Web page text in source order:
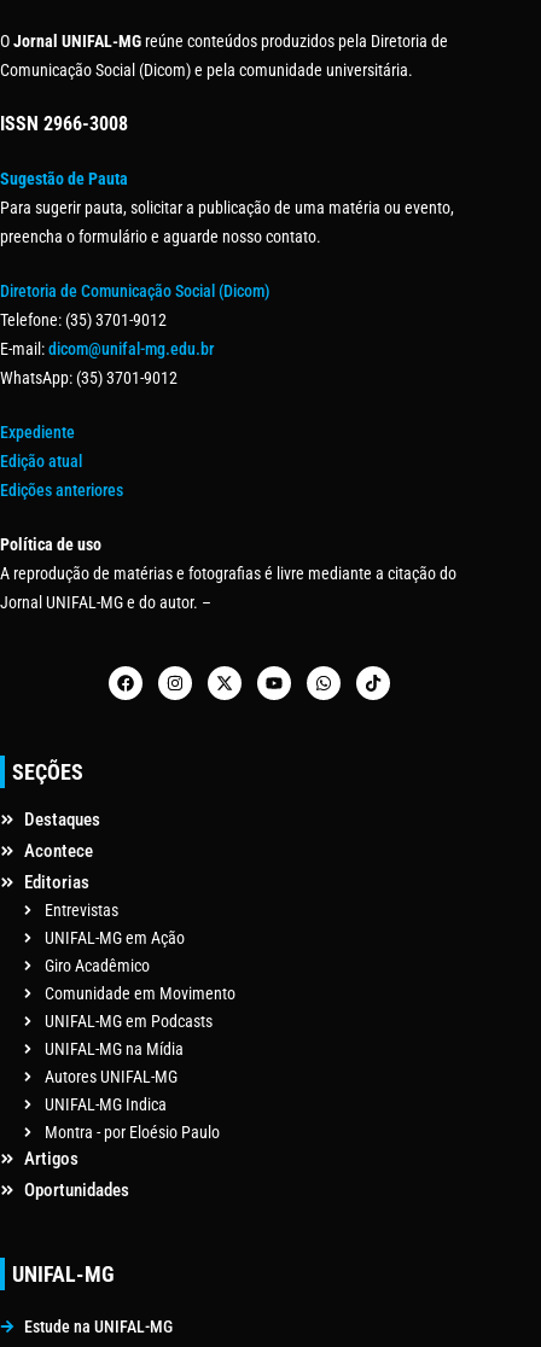
OJornal UNIFAL-MG reúne conteúdos produzidos pela Diretoria de
Comunicação Social (Dicom) e pela comunidade universitária.
ISSN 2966-3008
Sugestão de Pauta
Para sugerir pauta, solicitar a publicação de uma matéria ou evento,
preencha o formulário e aguarde nosso contato.
Diretoria de Comunicação Social (Dicom)
Telefone: (35) 3701-9012
E-mail:dicom@unifal-mg.edu.br
WhatsApp: (35) 3701-9012
Expediente
Edição atual
Edições anteriores
Política de uso
A reprodução de matérias e fotografias é livre mediante a citação do
Jornal UNIFAL-MG e do autor. –
SEÇÕES
Destaques
Acontece
Editorias
Entrevistas
UNIFAL-MG em Ação
Giro Acadêmico
Comunidade em Movimento
UNIFAL-MG em Podcasts
UNIFAL-MG na Mídia
Autores UNIFAL-MG
UNIFAL-MG Indica
Montra - por Eloésio Paulo
Artigos
Oportunidades
UNIFAL-MG
Estude na UNIFAL-MG